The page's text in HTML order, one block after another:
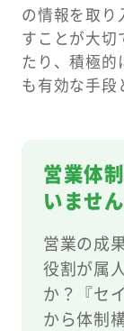
の情報を取り
すことが大切
たり、積極的
も有効な手段
営業体
いませ
営業の成
役割が属
か？『セ
から体制